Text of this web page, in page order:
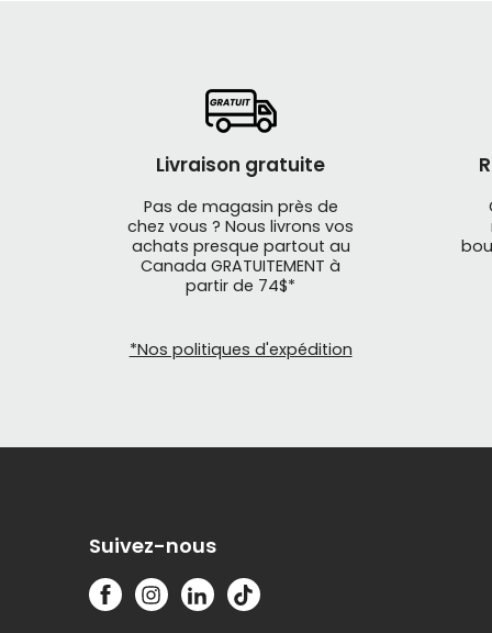
Livraison gratuite
Pas de magasin près de
chez vous ? Nous livrons vos
achats presque partout au
Canada GRATUITEMENT à
partir de 74$*
*Nos politiques d'expédition
Suivez-nous